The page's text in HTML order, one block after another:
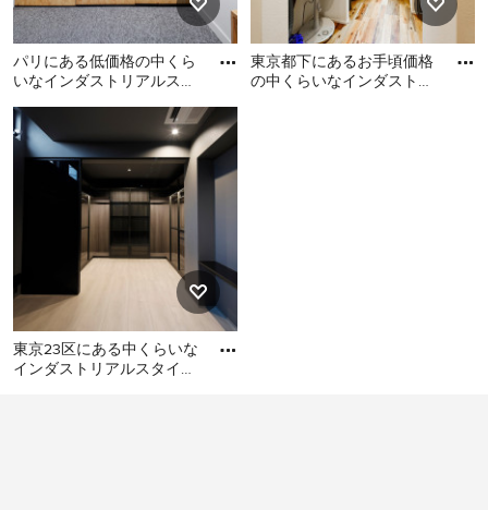
ア集めに是非お役立てください。
パリにある低価格の中くら
いなインダストリアルスタ
ーゼット (淡色木目調キャ
ビ
パリにある低価格の中くら
いなインダストリアルスタ
イルのおしゃれな壁面クロ
ーゼット (淡色木目調キャビ
ネット、カーペット敷き、
グレーの床) の写真
東京都下にあるお手頃価格
の中くらいなインダストリ
東京23区にある中くらいな
インダストリアルスタイル